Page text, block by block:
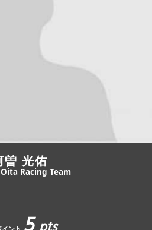
盟・登録
ントリー
SERIESとは
曽 光佑
Racing Team